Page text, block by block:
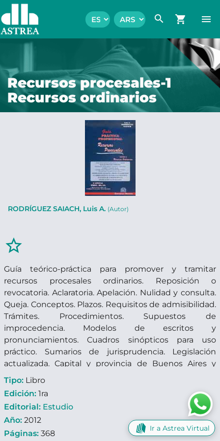
search shopping_cart menu
Recursos procesales-1
Recursos ordinarios
RODRÍGUEZ SAIACH, Luis A. (Autor)
star_border
Guía teórico-práctica para promover y tramitar
recursos procesales ordinarios. Reposición o
revocatoria. Aclaratoria. Apelación. Nulidad y consulta.
Queja. Conceptos. Plazos. Requisitos de admisibilidad.
Trámites. Procedimientos. Supuestos de
improcedencia. Modelos de escritos y
pronunciamientos. Cuadros sinópticos para uso
práctico. Sumarios de jurisprudencia. Legislación
actualizada. Capital y provincia de Buenos Aires y
referencias sobre los códigos procesales provinciales.
Tipo: Libro
Edición: 1ra
Editorial: Estudio
Año: 2012
Páginas: 368
Ir a Astrea Virtual